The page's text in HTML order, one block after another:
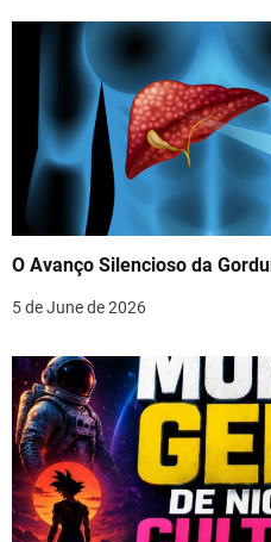
O Avanço Silencioso da
5 de June de 2026